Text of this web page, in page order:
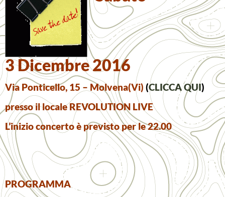
3 Dicembre 2016
Via Ponticello, 15 – Molvena(Vi) (CLICCA QUI)
presso il locale REVOLUTION LIVE
L’inizio concerto è previsto per le 22.00
PROGRAMMA